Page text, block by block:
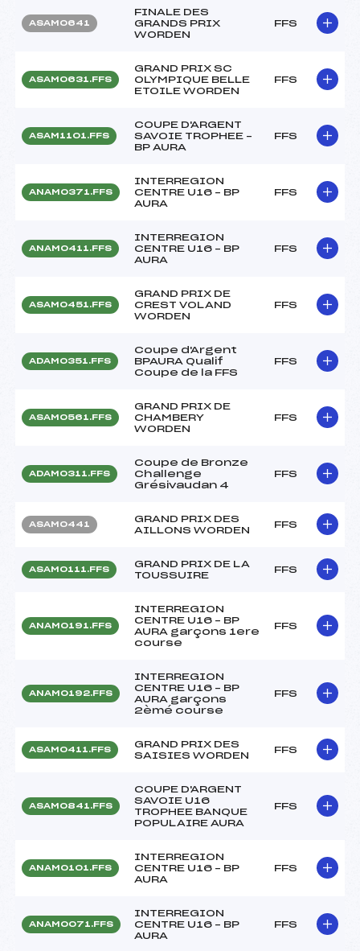
ASAM0641
FINALE DES
GRANDS PRIX
WORDEN
FFS
ASAM0631.FFS
GRAND PRIX SC
OLYMPIQUE BELLE
ETOILE WORDEN
FFS
ASAM1101.FFS
COUPE D'ARGENT
SAVOIE TROPHEE –
BP AURA
FFS
ANAM0371.FFS
INTERREGION
CENTRE U16 – BP
AURA
FFS
ANAM0411.FFS
INTERREGION
CENTRE U16 – BP
AURA
FFS
ASAM0451.FFS
GRAND PRIX DE
CREST VOLAND
WORDEN
FFS
ADAM0351.FFS
Coupe d'Argent
BPAURA Qualif
Coupe de la FFS
FFS
ASAM0561.FFS
GRAND PRIX DE
CHAMBERY
WORDEN
FFS
ADAM0311.FFS
Coupe de Bronze
Challenge
Grésivaudan 4
FFS
ASAM0441
GRAND PRIX DES
AILLONS WORDEN
FFS
ASAM0111.FFS
GRAND PRIX DE LA
TOUSSUIRE
FFS
ANAM0191.FFS
INTERREGION
CENTRE U16 – BP
AURA garçons 1ere
course
FFS
ANAM0192.FFS
INTERREGION
CENTRE U16 – BP
AURA garçons
2èmé course
FFS
ASAM0411.FFS
GRAND PRIX DES
SAISIES WORDEN
FFS
ASAM0841.FFS
COUPE D'ARGENT
SAVOIE U16
TROPHEE BANQUE
POPULAIRE AURA
FFS
ANAM0101.FFS
INTERREGION
CENTRE U16 – BP
AURA
FFS
ANAM0071.FFS
INTERREGION
CENTRE U16 – BP
AURA
FFS